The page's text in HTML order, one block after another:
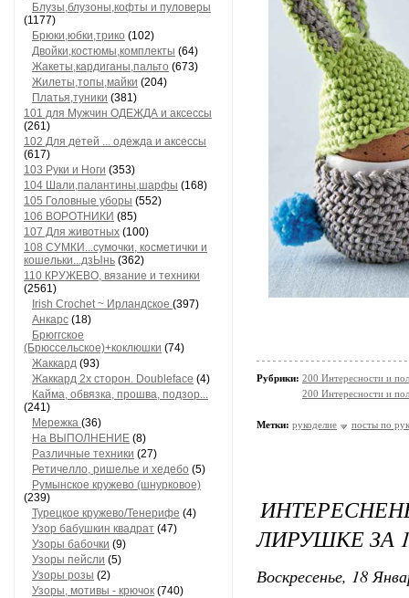
Блузы,блузоны,кофты и пуловеры
(1177)
Брюки,юбки,трико (102)
Двойки,костюмы,комплекты (64)
Жакеты,кардиганы,пальто (673)
Жилеты,топы,майки (204)
Платья,туники (381)
101 для Мужчин ОДЕЖДА и аксессы
(261)
102 Для детей ... одежда и аксессы
(617)
103 Руки и Ноги (353)
104 Шали,палантины,шарфы (168)
105 Головные уборы (552)
106 ВОРОТНИКИ (85)
107 Для животных (100)
108 СУМКИ...сумочки, косметички и
кошельки...дзЫнь (362)
110 КРУЖЕВО, вязание и техники
(2561)
Irish Crochet ~ Ирландское (397)
Анкарс (18)
Брюггское
(Брюссельское)+коклюшки (74)
Жаккард (93)
Жаккард 2х сторон. Doubleface (4)
Кайма, обвязка, прошва, подзор...
(241)
Мережка (36)
На ВЫПОЛНЕНИЕ (8)
Различные техники (27)
Ретичелло, ришелье и хедебо (5)
Румынское кружево (шнурковое)
(239)
Турецкое кружево/Тенерифе (4)
Узор бабушкин квадрат (47)
Узоры бабочки (9)
Узоры пейсли (5)
Узоры розы (2)
Узоры, мотивы - крючок (740)
Рубрики: 200 Интересности и
200 Интересности и
Метки: рукоделие посты по
ЛИРУШКЕ ЗА
Воскресенье, 18